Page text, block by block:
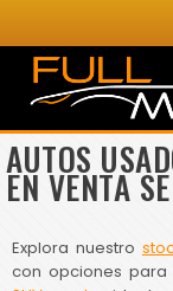
AUTOS
EN VENTA
Explora nuestro
con opciones para